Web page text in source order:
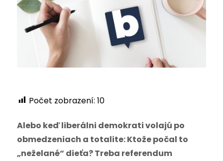
Počet zobrazení: 10
Alebo keď liberálni demokrati volajú po
obmedzeniach a totalite: Ktože počal to
„neželané“ dieťa? Treba referendum